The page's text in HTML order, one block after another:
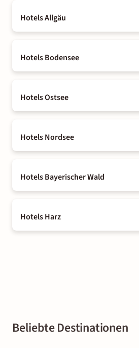
Hotels Allgäu
Hotels Bodensee
Hotels Ostsee
Hotels Nordsee
Hotels Bayerischer Wald
Hotels Harz
Beliebte Destinationen